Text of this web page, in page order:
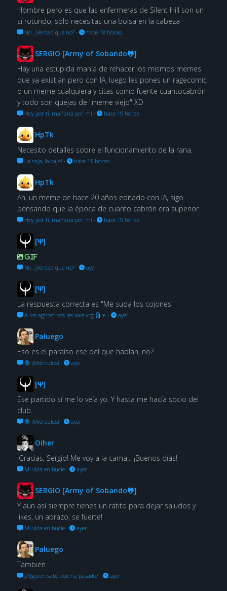
Hombre pero es que las enfermeras de Silent Hill son un
sí rotundo, solo necesitas una bolsa en la cabeza
No. ¿Verdad que no?· hace 18 horas
SERGIO [Army of Sobando🐸]
Hay una estúpida manía de rehacer los mismos memes
que ya existian pero con IA, luego les pones un ragecomic
o un meme cualquiera y citas como fuente cuantocabrón
y todo son quejas de "meme viejo" XD
Hoy por ti, mañana por mí· hace 19 horas
HpTk
Necesito detalles sobre el funcionamiento de la rana.
La caja, la caja! · hace 19 horas
HpTk
Ah, un meme de hace 20 años editado con IA, sigo
pensando que la época de cuanto cabrón era superior.
Hoy por ti, mañana por mí· hace 19 horas
[Ψ]
GIF
No. ¿Verdad que no?· ayer
[Ψ]
La respuesta correcta es "Me suda los cojones"
A los agnosticos les vale vrg 🗿🍷 · ayer
Paluego
Eso es el paraíso ese del que hablan, no?
🔞 ¡Miérculos! · ayer
[Ψ]
Ese partido sí me lo veía yo. Y hasta me hacía socio del
club.
🔞 ¡Miérculos! · ayer
Oiher
¡Gracias, Sergio! Me voy a la cama... ¡Buenos días!
Mi vida en bucle· ayer
SERGIO [Army of Sobando🐸]
Y aun así siempre tienes un ratito para dejar saludos y
likes, un abrazo, se fuerte!
Mi vida en bucle· ayer
Paluego
También
¿Alguien sabe qué ha pasado?· ayer